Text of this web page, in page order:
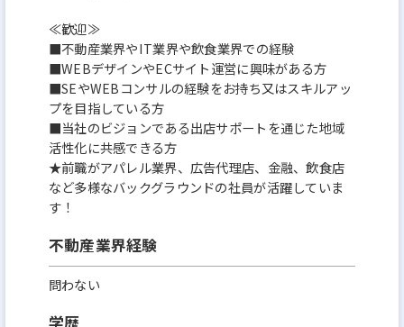
≪歓迎≫
■不動産業界やIT業界や飲食業界での経験
■WEBデザインやECサイト運営に興味がある方
■SEやWEBコンサルの経験をお持ち又はスキルアッ
プを目指している方
■当社のビジョンである出店サポートを通じた地域
活性化に共感できる方
★前職がアパレル業界、広告代理店、金融、飲食店
など多様なバックグラウンドの社員が活躍していま
す！
不動産業界経験
問わない